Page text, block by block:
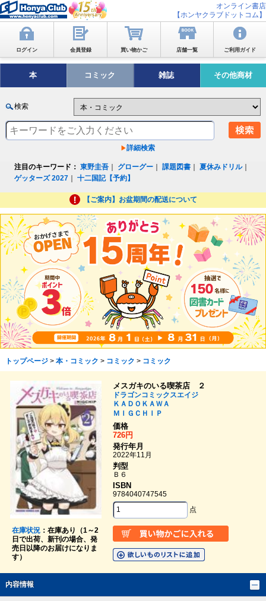
オンライン書店
【ホンヤクラブドットコム】
ログイン 会員登録 買い物かご 店舗一覧 ご利用ガイド
本 コミック 雑誌 その他商材
検索
詳細検索
注目のキーワード： 東野圭吾 グローグー ｜課題図書 ｜夏休みドリル｜
ゲッターズ 2027 ｜十二国記【予約】
【ご案内】お盆期間の配送について
トップページ> 本・コミック > コミック > コミック
在庫状況：在庫あり（1～2
日で出荷、新刊の場合、発
売日以降のお届けになりま
す）
メスガキのいる喫茶店 ２
ドラゴンコミックスエイジ
ＫＡＤＯＫＡＷＡ
ＭＩＧＣＨＩＰ
価格
726円
発行年月
2022年11月
判型
Ｂ６
ISBN
9784040747545
点
内容情報